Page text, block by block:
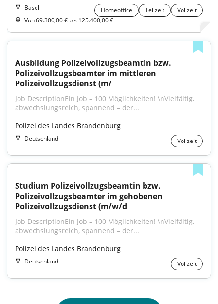
Basel Homeoffice Teilzeit
Vollzeit
Von 69.300,00 € bis 125.400,00 €
Ausbildung Polizeivollzugsbeamtin bzw.
Polizeivollzugsbeamter im mittleren
Polizeivollzugsdienst (m/
Job DescriptionEin Job – 100 Möglichkeiten! \nVielfältig,
abwechslungsreich, spannend – der...
Polizei des Landes Brandenburg
Deutschland Vollzeit
Studium Polizeivollzugsbeamtin bzw.
Polizeivollzugsbeamter im gehobenen
Polizeivollzugsdienst (m/w/d
Job DescriptionEin Job – 100 Möglichkeiten! \nVielfältig,
abwechslungsreich, spannend – der...
Polizei des Landes Brandenburg
Deutschland Vollzeit